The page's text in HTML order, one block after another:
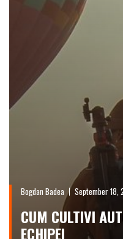
Bogdan Badea September 18,
CUM CULTIVI
ECHIPEI